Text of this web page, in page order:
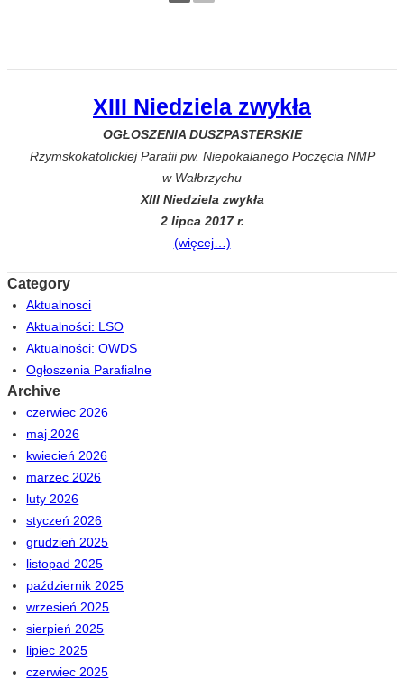
XIII Niedziela zwykła
OGŁOSZENIA DUSZPASTERSKIE
Rzymskokatolickiej Parafii pw. Niepokalanego Poczęcia NMP
w Wałbrzychu
XIII Niedziela zwykła
2 lipca 2017 r.
(więcej…)
Category
Aktualnosci
Aktualności: LSO
Aktualności: OWDS
Ogłoszenia Parafialne
Archive
czerwiec 2026
maj 2026
kwiecień 2026
marzec 2026
luty 2026
styczeń 2026
grudzień 2025
listopad 2025
październik 2025
wrzesień 2025
sierpień 2025
lipiec 2025
czerwiec 2025